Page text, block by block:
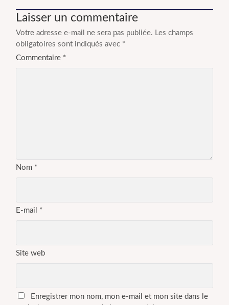
Laisser un commentaire
Votre adresse e-mail ne sera pas publiée. Les champs
obligatoires sont indiqués avec *
Commentaire *
Nom *
E-mail *
Site web
Enregistrer mon nom, mon e-mail et mon site dans le